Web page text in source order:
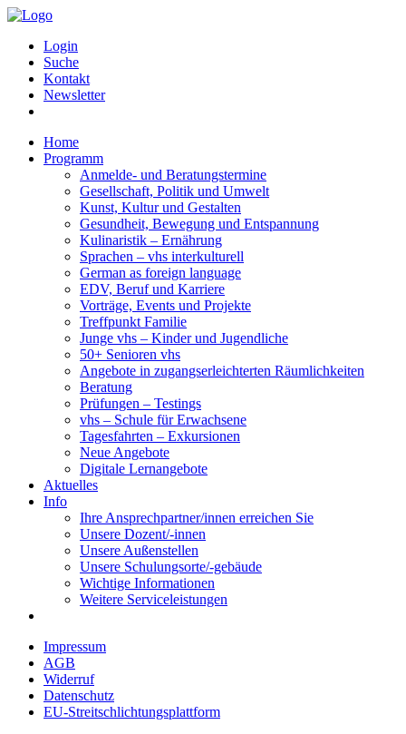
Login
Suche
Kontakt
Newsletter
Home
Programm
Anmelde- und Beratungstermine
Gesellschaft, Politik und Umwelt
Kunst, Kultur und Gestalten
Gesundheit, Bewegung und Entspannung
Kulinaristik – Ernährung
Sprachen – vhs interkulturell
German as foreign language
EDV, Beruf und Karriere
Vorträge, Events und Projekte
Treffpunkt Familie
Junge vhs – Kinder und Jugendliche
50+ Senioren vhs
Angebote in zugangserleichterten Räumlichkeiten
Beratung
Prüfungen – Testings
vhs – Schule für Erwachsene
Tagesfahrten – Exkursionen
Neue Angebote
Digitale Lernangebote
Aktuelles
Info
Ihre Ansprechpartner/innen erreichen Sie
Unsere Dozent/-innen
Unsere Außenstellen
Unsere Schulungsorte/-gebäude
Wichtige Informationen
Weitere Serviceleistungen
Impressum
AGB
Widerruf
Datenschutz
EU-Streitschlichtungsplattform